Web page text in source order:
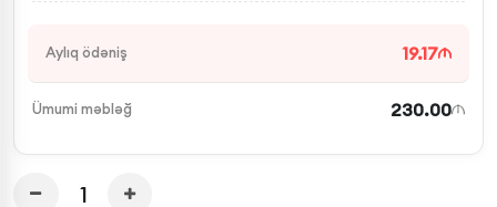
Aylıq ödəniş 19.17
Ümumi məbləğ 230.00